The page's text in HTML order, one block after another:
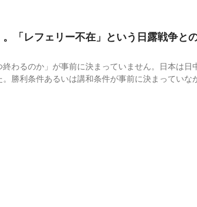
「レフェリー不在」という日露戦争と
わるのか」が事前に決まっていません。日本は日
勝利条件あるいは講和条件が事前に決まってい
争では中立的なレフェリー役をしてくれる仲介者
編の全エピソードを聞くには、無料会員登録が必要